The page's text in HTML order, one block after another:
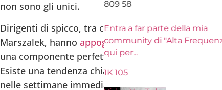
non sono gli unici.
Dirigenti di spicco, tra cui il CEO di Binance
Marszalek, hanno appoggiatoil punto di vista
una componente perfettamente naturale e
Esiste una tendenza chiaramente osservabile di
nelle settimane immediatamente precedenti gli
809 58
Entra a far parte della mia
community di "Alta
qui per...
1K 105